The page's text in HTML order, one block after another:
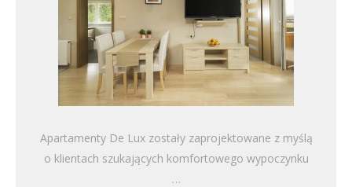
Apartamenty De Lux zostały zaprojektowane z myślą
o klientach szukających komfortowego wypoczynku
…